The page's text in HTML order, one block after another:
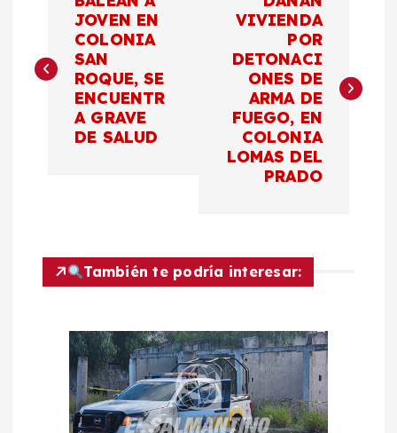
v
c
JOVEN EN
COLONIA
SAN
ROQUE, SE
ENCUENTR
A GRAVE
DE SALUD
VIVIENDA
POR
DETONACI
ONES DE
ARMA DE
FUEGO, EN
COLONIA
LOMAS DEL
PRADO
También te podría interesar: